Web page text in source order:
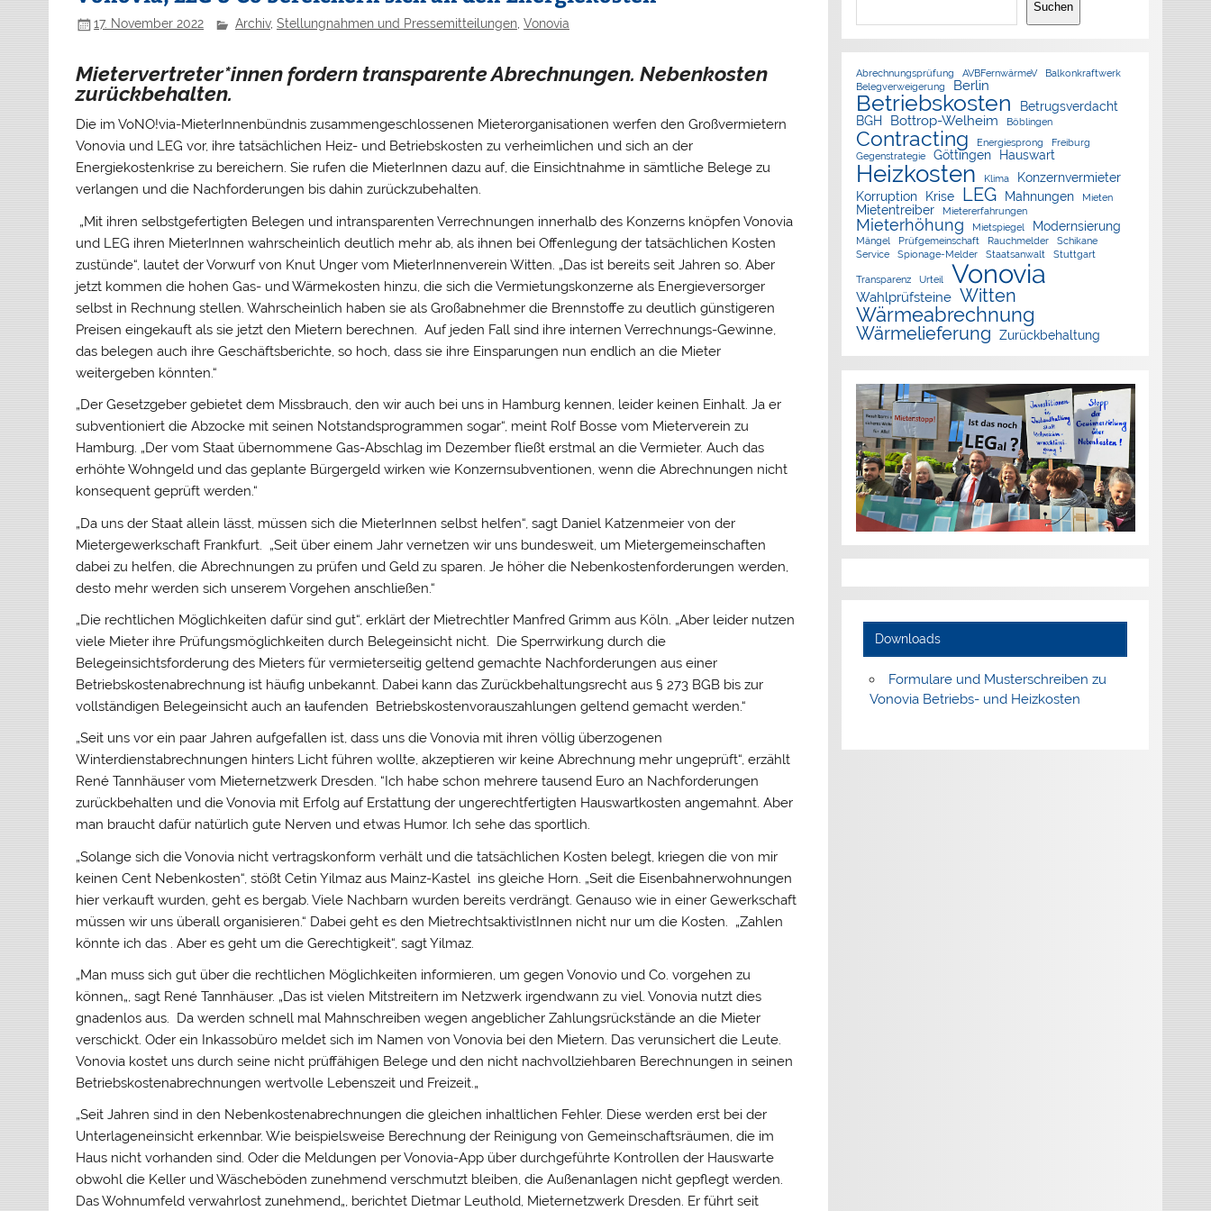
17. November 2022 Archiv, Stellungnahmen und Pressemitteilungen, Vonovia
Mietervertreter*innen fordern transparente Abrechnungen. Nebenkosten
zurückbehalten.
Die im VoNO!via-MieterInnenbündnis zusammengeschlossenen Mieterorganisationen werfen den Großvermietern
Vonovia und LEG vor, ihre tatsächlichen Heiz- und Betriebskosten zu verheimlichen und sich an der
Energiekostenkrise zu bereichern. Sie rufen die MieterInnen dazu auf, die Einsichtnahme in sämtliche Belege zu
verlangen und die Nachforderungen bis dahin zurückzubehalten.
„Mit ihren selbstgefertigten Belegen und intransparenten Verrechnungen innerhalb des Konzerns knöpfen Vonovia
und LEG ihren MieterInnen wahrscheinlich deutlich mehr ab, als ihnen bei Offenlegung der tatsächlichen Kosten
zustünde“, lautet der Vorwurf von Knut Unger vom MieterInnenverein Witten. „Das ist bereits seit Jahren so. Aber
jetzt kommen die hohen Gas- und Wärmekosten hinzu, die sich die Vermietungskonzerne als Energieversorger
selbst in Rechnung stellen. Wahrscheinlich haben sie alsGroßabnehmer die Brennstoffe zu deutlich günstigeren
Preisen eingekauft als sie jetzt den Mietern berechnen. Auf jeden Fall sind ihre internen Verrechnungs-Gewinne,
das belegen auch ihre Geschäftsberichte, so hoch, dass sie ihre Einsparungen nun endlich an die Mieter
weitergeben könnten.“
„Der Gesetzgeber gebietet dem Missbrauch, den wir auch bei uns in Hamburg kennen, leider keinen Einhalt. Ja er
subventioniert die Abzocke mit seinen Notstandsprogrammen sogar“, meint Rolf Bosse vom Mieterverein zu
Hamburg. „Der vom Staat übernommene Gas-Abschlag im Dezember fließt erstmal an die Vermieter. Auch das
erhöhte Wohngeld und das geplante Bürgergeld wirken wie Konzernsubventionen, wenn die Abrechnungen nicht
konsequent geprüft werden.“
„Da uns der Staat allein lässt, müssen sich die MieterInnen selbst helfen“, sagt Daniel Katzenmeier von der
Mietergewerkschaft Frankfurt. „Seit über einem Jahr vernetzen wir uns bundesweit, um Mietergemeinschaften
dabei zu helfen, die Abrechnungen zu prüfen und Geld zu sparen. Je höher die Nebenkostenforderungen werden,
desto mehr werden sich unserem Vorgehen anschließen.“
„Die rechtlichen Möglichkeiten dafür sind gut“, erklärt der Mietrechtler Manfred Grimm aus Köln. „Aber leider nutzen
viele Mieter ihre Prüfungsmöglichkeiten durch Belegeinsicht nicht. Die Sperrwirkung durch die
Belegeinsichtsforderung des Mieters für vermieterseitig geltend gemachte Nachforderungen aus einer
Betriebskostenabrechnung ist häufig unbekannt. Dabei kann das Zurückbehaltungsrecht aus § 273 BGB bis zur
vollständigen Belegeinsicht auch anlaufenden Betriebskostenvorauszahlungen geltend gemacht werden.“
„Seit uns vor ein paar Jahren aufgefallen ist, dass uns die Vonovia mit ihren völlig überzogenen
Winterdienstabrechnungen hinters Licht führen wollte, akzeptieren wir keine Abrechnung mehr ungeprüft“, erzählt
René Tannhäuser vom Mieternetzwerk Dresden. “Ich habe schon mehrere tausend Euro an Nachforderungen
zurückbehalten und die Vonovia mit Erfolg auf Erstattung der ungerechtfertigten Hauswartkosten angemahnt. Aber
man braucht dafür natürlich gute Nerven und etwas Humor. Ich sehe das sportlich.
„Solange sich die Vonovia nicht vertragskonform verhält und die tatsächlichen Kosten belegt, kriegen die von mir
keinen Cent Nebenkosten“, stößt Cetin Yilmaz aus Mainz-Kastel ins gleiche Horn. „Seit die Eisenbahnerwohnungen
hier verkauft wurden, geht es bergab. Viele Nachbarn wurden bereits verdrängt. Genauso wie in einer Gewerkschaft
müssen wir uns überall organisieren.“ Dabei geht es den MietrechtsaktivistInnen nicht nur um die Kosten. „Zahlen
könnte ich das . Aber es geht um die Gerechtigkeit“, sagt Yilmaz.
„Man musssich gut über die rechtlichen Möglichkeiten informieren, um gegen Vonovio und Co. vorgehen zu
können„, sagt René Tannhäuser. „Das ist vielen Mitstreitern im Netzwerk irgendwann zu viel. Vonovia nutzt dies
gnadenlos aus. Da werden schnell mal Mahnschreiben wegen angeblicher Zahlungsrückstände an die Mieter
verschickt. Oder ein Inkassobüro meldet sich im Namen von Vonovia bei den Mietern. Das verunsichert die Leute.
Vonovia kostet uns durch seine nicht prüffähigen Belege und den nicht nachvollziehbaren Berechnungen in seinen
Betriebskostenabrechnungen wertvolle Lebenszeit und Freizeit.„
„Seit Jahren sind in den Nebenkostenabrechnungen die gleichen inhaltlichen Fehler. Diese werden erst bei der
Unterlageneinsicht erkennbar. Wie beispielsweise Berechnung der Reinigung von Gemeinschaftsräumen, die im
Haus nicht vorhanden sind. Oder die Meldungen per Vonovia-App über durchgeführte Kontrollen der Hauswarte
obwohl die Keller und Wäscheböden zunehmend verschmutzt bleiben, die Außenanlagen nicht gepflegt werden.
Das Wohnumfeld verwahrlost zunehmend„, berichtet Dietmar Leuthold, Mieternetzwerk Dresden. Erführt seit
Suchen
Abrechnungsprüfung AVBFernwärmeV
Balkonkraftwerk
Belegverweigerung
Berlin
Betriebskosten
Betrugsverdacht
BGH
Bottrop-Welheim Böblingen
Contracting Energiesprong
Freiburg
Gegenstrategie
Göttingen Hauswart
Heizkosten Klima
Konzernvermieter
Korruption
Krise LEG Mahnungen Mieten
Mietentreiber Mietererfahrungen
Mieterhöhung Mietspiegel Modernsierung
Mängel Prüfgemeinschaft Rauchmelder
Schikane
Service
Spionage-Melder Staatsanwalt Stuttgart
Transparenz Urteil Vonovia
Wahlprüfsteine Witten
Wärmeabrechnung
Wärmelieferung Zurückbehaltung
Downloads
Formulare und Musterschreiben zu
Vonovia Betriebs- und Heizkosten